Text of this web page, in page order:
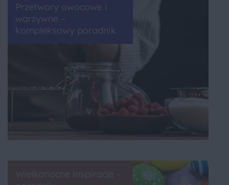
Przetwory owocowe i
warzywne –
kompleksowy poradnik
Wielkanocne inspiracje -